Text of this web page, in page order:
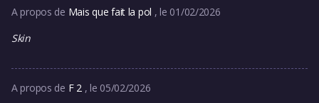
A propos de Mais que fait la pol , le 01/02/2026
Skin
A propos de F 2 , le 05/02/2026